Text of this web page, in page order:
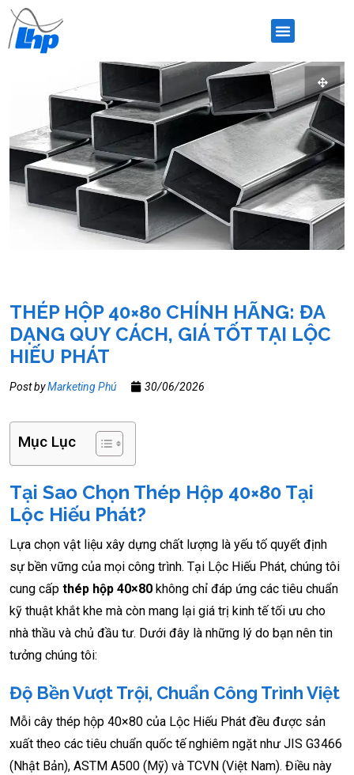
THÉP HỘP 40×80 CHÍNH HÃNG: ĐA
DẠNG QUY CÁCH, GIÁ TỐT TẠI LỘC
HIẾU PHÁT
Post byMarketing Phú 30/06/2026
Mục Lục
Tại Sao Chọn Thép Hộp 40×80 Tại
Lộc Hiếu Phát?
Lựa chọn vật liệu xây dựng chất lượng là yếu tố quyết định
sự bền vững của mọi công trình. Tại Lộc Hiếu Phát, chúng tôi
cung cấp thép hộp 40×80 không chỉ đáp ứng các tiêu chuẩn
kỹ thuật khắt khe mà còn mang lại giá trị kinh tế tối ưu cho
nhà thầu và chủ đầu tư. Dưới đây là những lý do bạn nên tin
tưởng chúng tôi:
Độ Bền Vượt Trội, Chuẩn Công Trình Việt
Mỗi cây thép hộp 40×80 của Lộc Hiếu Phát đều được sản
xuất theo các tiêu chuẩn quốc tế nghiêm ngặt như JIS G3466
(Nhật Bản), ASTM A500 (Mỹ) và TCVN (Việt Nam). Điều này